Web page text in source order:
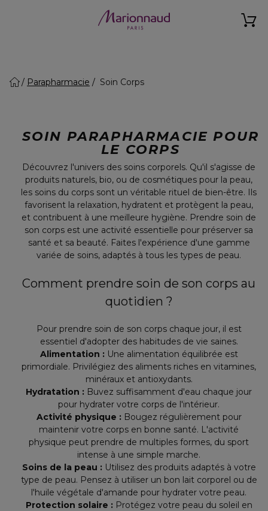
Parapharmacie Soin Corps
SOIN PARAPHARMACIE POUR
LE CORPS
Découvrez l'univers des soins corporels. Qu'il s'agisse de
produits naturels, bio, ou de cosmétiques pour la peau,
les soins du corps sont un véritable rituel de bien-être. Ils
favorisent la relaxation, hydratent et protègent la peau,
et contribuent à une meilleure hygiène. Prendre soin de
son corps est une activité essentielle pour préserver sa
santé et sa beauté. Faites l'expérience d'une gamme
variée de soins, adaptés à tous les types de peau.
Comment prendre soin de son corps au
quotidien ?
Pour prendre soin de son corps chaque jour, il est
essentiel d'adopter des habitudes de vie saines.
Alimentation : Une alimentation équilibrée est
primordiale. Privilégiez des aliments riches en vitamines,
minéraux et antioxydants.
Hydratation : Buvez suffisamment d'eau chaque jour
pour hydrater votre corps de l'intérieur.
Activité physique : Bougez régulièrement pour
maintenir votre corps en bonne santé. L'activité
physique peut prendre de multiples formes, du sport
intense à une simple marche.
Soins de la peau : Utilisez des produits adaptés à votre
type de peau. Pensez à utiliser un bon lait corporel ou de
l'huile végétale d'amande pour hydrater votre peau.
Protection solaire : Protégez votre peau du soleil en